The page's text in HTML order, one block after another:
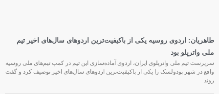
طاهریان: اردوی روسیه یکی از باکیفیت‌ترین اردوهای سال‌های اخیر تیم
ملی واترپلو بود
سرپرست تیم ملی واترپلوی ایران، اردوی آماده‌سازی این تیم در کمپ تیم‌های ملی روسیه
واقع در شهر پودولسک را یکی از باکیفیت‌ترین اردوهای سال‌های اخیر توصیف کرد و گفت
روند